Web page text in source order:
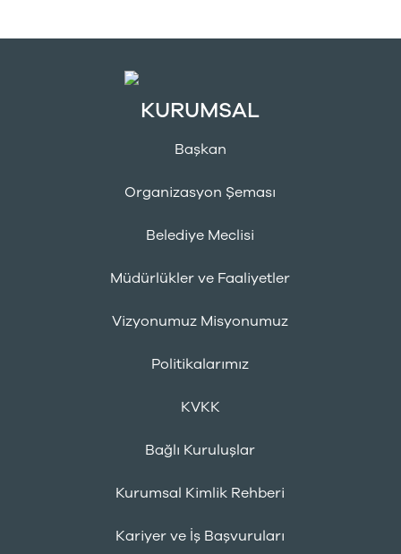
KURUMSAL
Başkan
Organizasyon Şeması
Belediye Meclisi
Müdürlükler ve Faaliyetler
Vizyonumuz Misyonumuz
Politikalarımız
KVKK
Bağlı Kuruluşlar
Kurumsal Kimlik Rehberi
Kariyer ve İş Başvuruları